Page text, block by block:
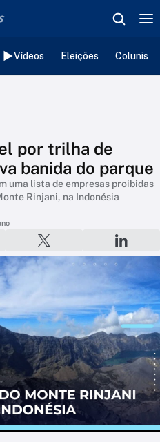
Vídeos Eleições
por trilha de
banida do parque
uma lista de empresas proibidas
Rinjani, na Indonésia